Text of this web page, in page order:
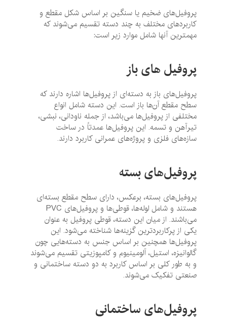
پروفیل‌های ضخیم یا سنگین بر اساس شکل مقطع و
کاربردهای مختلف به چند دسته تقسیم می‌شوند که
مهمترین آنها شامل موارد زیر است:
پروفیل های باز
پروفیل‌های باز به دسته‌ای از پروفیل‌ها اشاره دارند که
سطح مقطع آن‌ها باز است. این دسته شامل انواع
مختلفی از پروفیل‌ها می‌باشد، از جمله ناودانی، نبشی،
تیرآهن و تسمه. این پروفیل‌ها عمدتاً در ساخت
سازه‌های فلزی و پروژه‌های عمرانی کاربرد دارند.
پروفیل‌های بسته
پروفیل‌های بسته، برعکس، دارای سطح مقطع بسته‌ای
هستند و شامل لوله‌ها، قوطی‌ها و پروفیل‌های PVC
می‌باشند. از میان این دسته، قوطی پروفیل به عنوان
یکی از پرکاربردترین گزینه‌ها شناخته می‌شود. این
پروفیل‌ها همچنین بر اساس جنس به دسته‌هایی چون
گالوانیزه، استیل، آلومینیوم و کامپوزیتی تقسیم می‌شوند
و به طور کلی بر اساس کاربرد به دو دسته ساختمانی و
صنعتی تفکیک می‌شوند.
پروفیل‌های ساختمانی